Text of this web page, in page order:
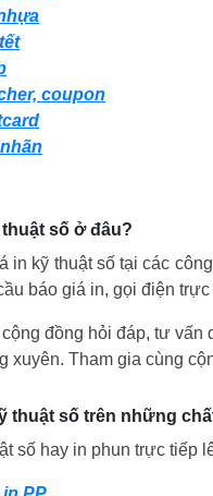
coupon
số ở đâu?
in kỹ thuật số tại các
báo giá in, gọi điện
đồng hỏi đáp, tư
xuyên. Tham gia cùng
thuật số trên những
số hay in phun trực tiếp